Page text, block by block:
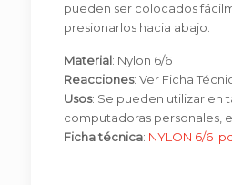
pueden ser colocados
presionarlos hacia abajo.
Material: Nylon 6/6
Reacciones: Ver Ficha
Usos: Se pueden utilizar en
computadoras personales,
Ficha técnica: NYLON 6/6